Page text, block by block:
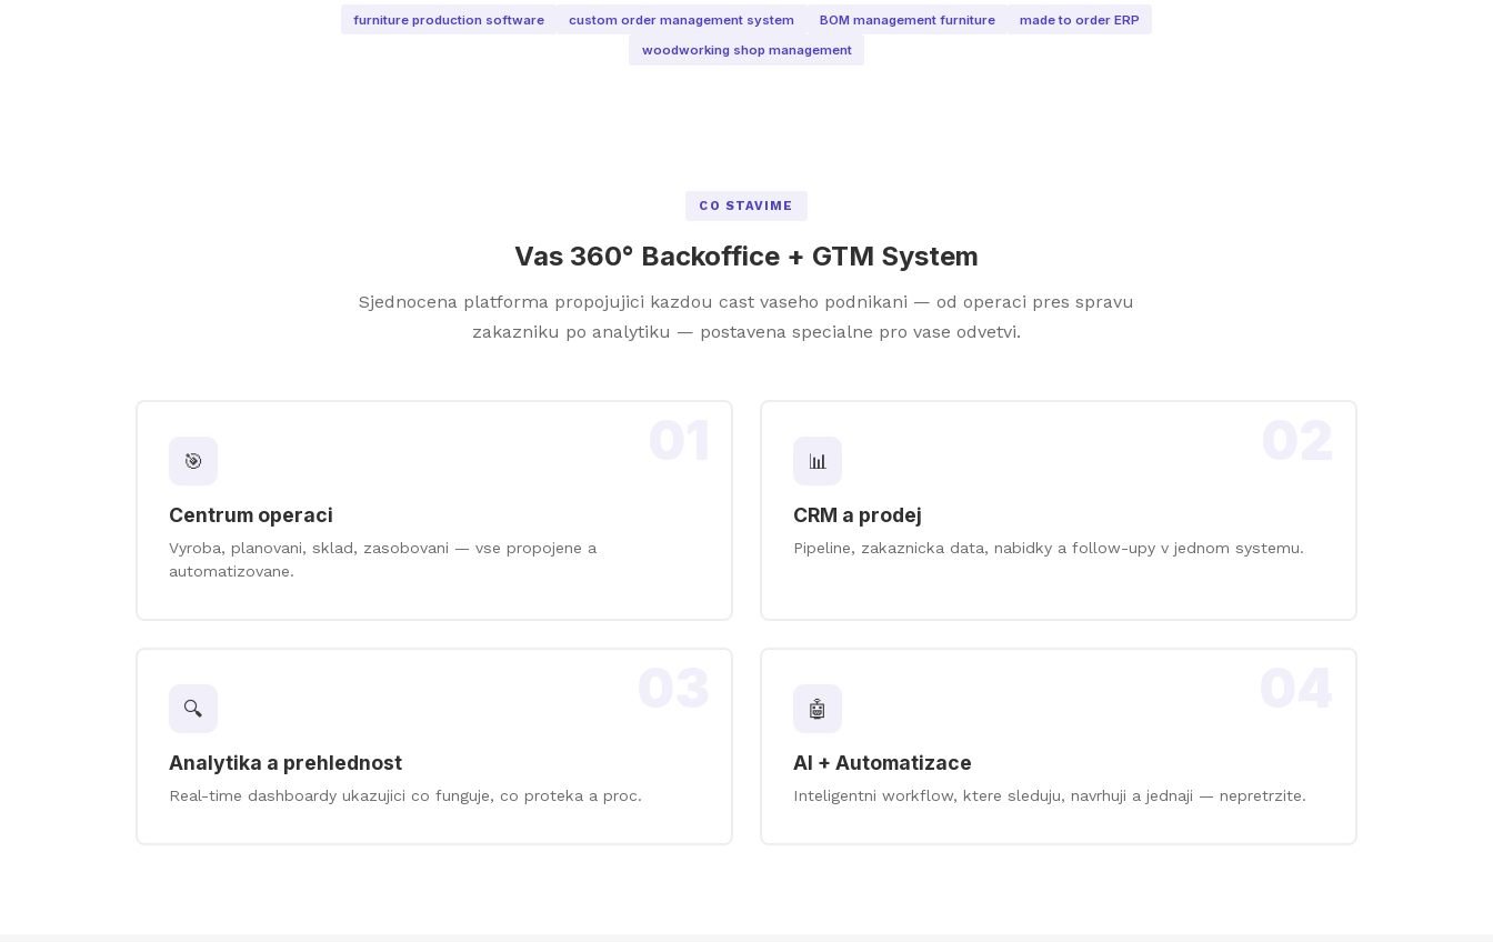
furniture production software custom order management system BOM management furniture
made to order ERP
woodworking shop management
CO STAVIME
Vas 360° Backoffice + GTM System
Sjednocena platforma propojujici kazdou cast vaseho podnikani — od operaci pres spravu
zakazniku po analytiku — postavena specialne pro vase odvetvi.
🎯
Centrum operaci
Vyroba, planovani, sklad, zasobovani — vse propojene a
automatizovane.
📊
CRM a prodej
Pipeline, zakaznicka data, nabidky a follow-upy v jednom systemu.
🔍
Analytika a prehlednost
Real-time dashboardy ukazujici co funguje, co proteka a proc.
🤖
AI + Automatizace
Inteligentni workflow, ktere sleduju, navrhuji a jednaji — nepretrzite.